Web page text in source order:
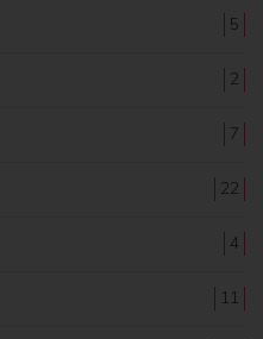
5
2
7
22
4
11